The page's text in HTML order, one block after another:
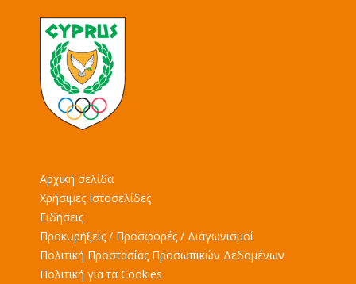
Αρχική σελίδα
Χρήσιμες Ιστοσελίδες
Ειδήσεις
Προκυρήξεις / Προσφορές / Διαγωνισμοί
Πολιτική Προστασίας Προσωπικών Δεδομένων
Πολιτική για τα Cookies